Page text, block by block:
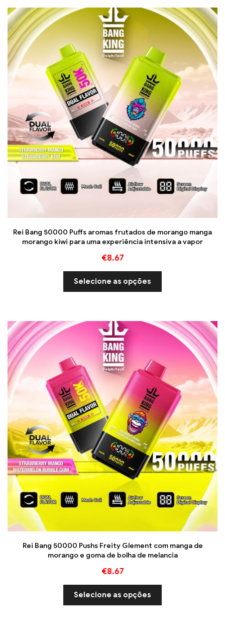
Rei Bang 50000 Puffs aromas frutados de morango manga
morango kiwi para uma experiência intensiva a vapor
€8.67
Selecione as opções
Rei Bang 50000 Pushs Freity Glement com manga de
morango e goma de bolha de melancia
€8.67
Selecione as opções